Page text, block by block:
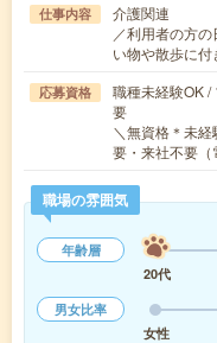
仕事内容
介護関連
／利用者の方
い物や散歩に
応募資格
職種未経験OK /
要
＼無資格＊未
要・来社不要
職場の雰囲気
年齢層
20代
男女比率
女性